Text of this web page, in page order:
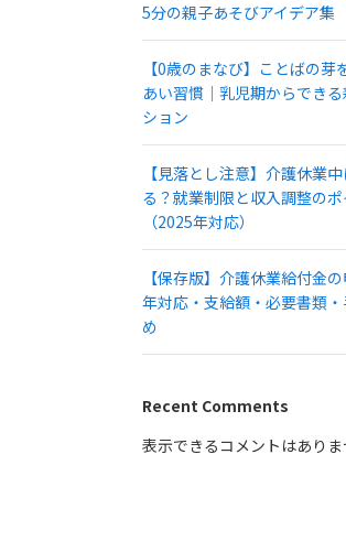
5分の親子あそびアイデア集
【0歳のまなび】ことばの
あい習慣｜乳児期からでき
ション
【見落とし注意】介護休業
る？就業制限と収入調整の
（2025年対応）
【保存版】介護休業給付金
年対応・支給額・必要書類
め
Recent Comments
表示できるコメントはありま